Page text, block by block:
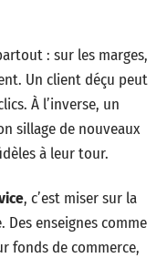
: sur les marges,
Un client déçu peut
À l’inverse, un
sillage de nouveaux
à leur tour.
, c’est miser sur la
enseignes comme
fonds de commerce,